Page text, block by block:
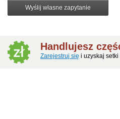
Handlujesz
Zarejestruj się i uzyskaj